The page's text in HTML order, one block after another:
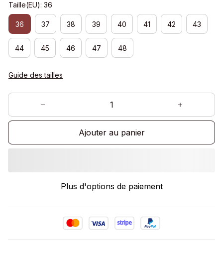
Taille(EU): 36
36 37 38 39 40 41 42 43
44 45 46 47 48
Guide des tailles
Ajouter au panier
Plus d'options de paiement